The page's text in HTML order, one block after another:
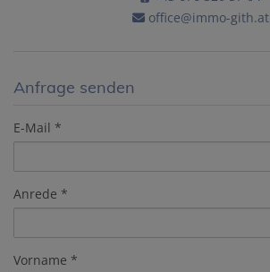
office@immo-gith.at
Anfrage senden
E-Mail
Anrede
Vorname